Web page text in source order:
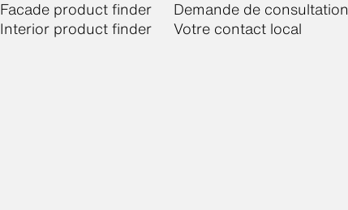
Facade product finder
Interior product finder
Demande de consultation
Votre contact local